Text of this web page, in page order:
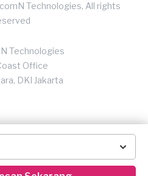
Technologies, All rights
Technologies
Office
DKI Jakarta